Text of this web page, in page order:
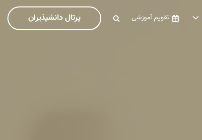
تقویم آموزشی پرتال دانشپذیران